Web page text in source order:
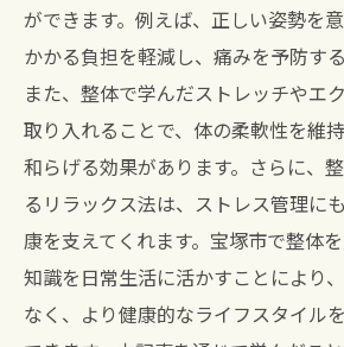
ができます。例えば、正しい姿勢を
かかる負担を軽減し、痛みを予防す
また、整体で学んだストレッチやエ
取り入れることで、体の柔軟性を維
和らげる効果があります。さらに、
るリラックス法は、ストレス管理に
康を支えてくれます。宝塚市で整体
知識を日常生活に活かすことにより
なく、より健康的なライフスタイル